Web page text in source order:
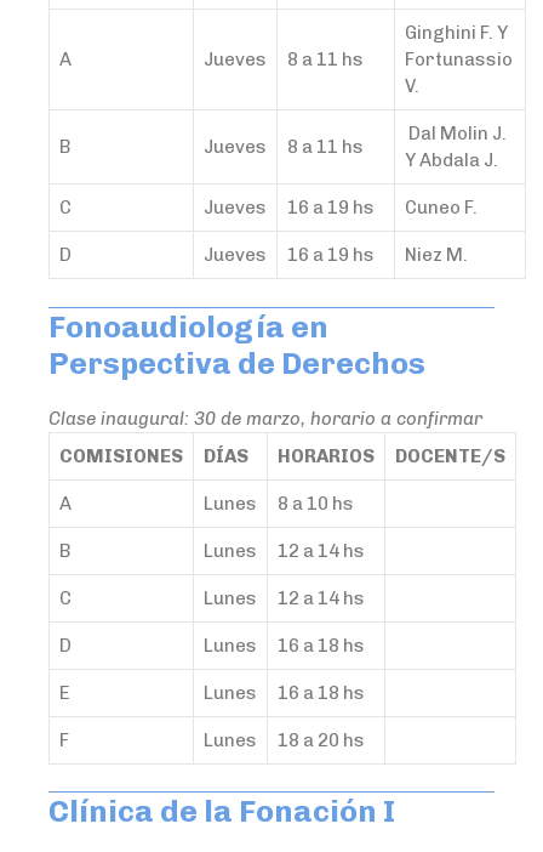
A Jueves 8 a 11 hs
Ginghini F. Y
Fortunassio
V.
B Jueves 8 a 11 hs
Dal Molin J.
Y Abdala J.
C Jueves 16 a 19 hs Cuneo F.
D Jueves 16 a 19 hs Niez M.
Fonoaudiología en
Perspectiva de Derechos
Clase inaugural: 30 de marzo, horario a confirmar
COMISIONES
DÍAS HORARIOS DOCENTE/S
A Lunes 8 a 10 hs
B Lunes 12 a 14 hs
C Lunes 12 a 14 hs
D Lunes 16 a 18 hs
E Lunes 16 a 18 hs
F Lunes 18 a 20 hs
Clínica de la Fonación I